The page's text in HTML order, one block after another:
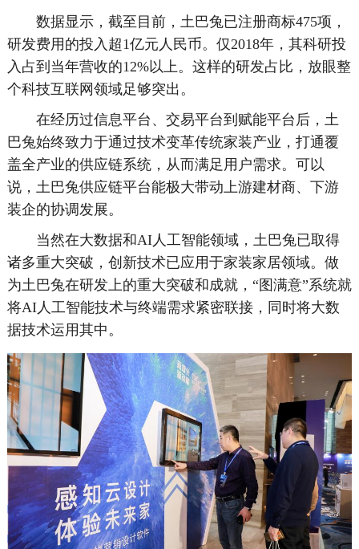
数据显示，截至目前，土巴兔已注册商标475项，
研发费用的投入超1亿元人民币。仅2018年，其科研投
入占到当年营收的12%以上。这样的研发占比，放眼整
个科技互联网领域足够突出。
在经历过信息平台、交易平台到赋能平台后，土
巴兔始终致力于通过技术变革传统家装产业，打通覆
盖全产业的供应链系统，从而满足用户需求。可以
说，土巴兔供应链平台能极大带动上游建材商、下游
装企的协调发展。
当然在大数据和AI人工智能领域，土巴兔已取得
诸多重大突破，创新技术已应用于家装家居领域。做
为土巴兔在研发上的重大突破和成就，“图满意”系统就
将AI人工智能技术与终端需求紧密联接，同时将大数
据技术运用其中。